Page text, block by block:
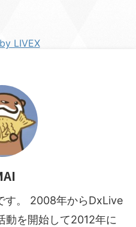
LIVEX
す。 2008年からDxLive
動を開始して2012年に